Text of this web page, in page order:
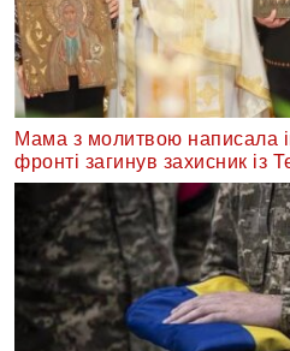
Мама з молитвою написала
фронті загинув захисник із